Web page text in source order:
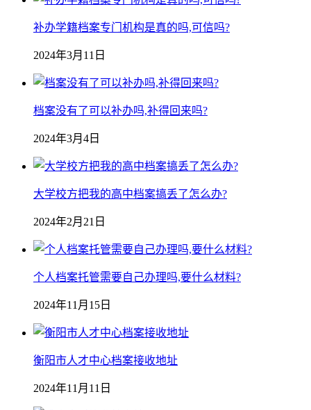
补办学籍档案专门机构是真的吗,可信吗?
2024年3月11日
档案没有了可以补办吗,补得回来吗?
2024年3月4日
大学校方把我的高中档案搞丢了怎么办?
2024年2月21日
个人档案托管需要自己办理吗,要什么材料?
2024年11月15日
衡阳市人才中心档案接收地址
2024年11月11日